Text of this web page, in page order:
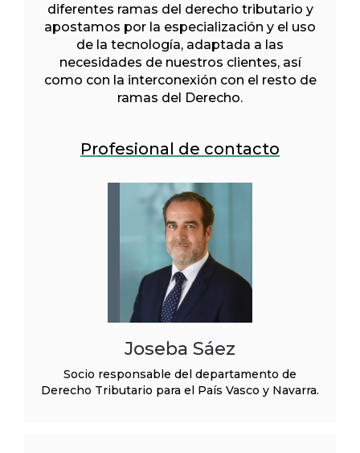
diferentes ramas del derecho tributario y
apostamos por la especialización y el uso
de la tecnología, adaptada a las
necesidades de nuestros clientes, así
como con la interconexión con el resto de
ramas del Derecho.
Profesional de contacto
Joseba Sáez
Socio responsable del departamento de
Derecho Tributario para el País Vasco y Navarra.